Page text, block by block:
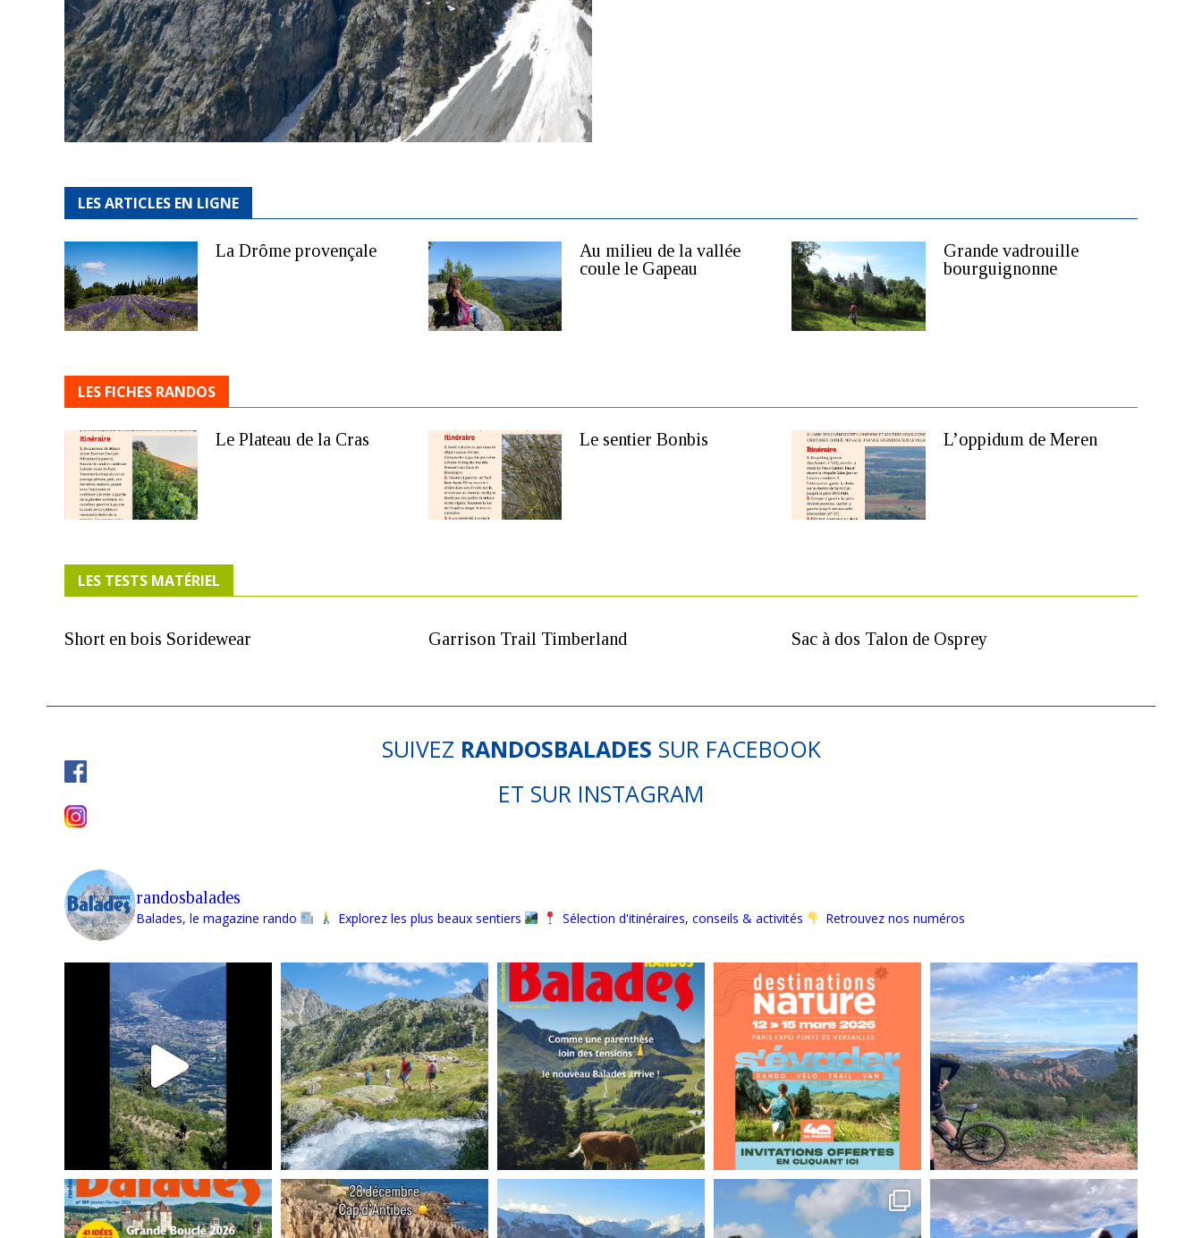
LES ARTICLES EN LIGNE
La Drôme provençale
Au milieu de la vallée
coule le Gapeau
Grande vadrouille
bourguignonne
LES FICHES RANDOS
Le Plateau de la Cras Le sentier Bonbis L’oppidum de Meren
LES TESTS MATÉRIEL
Short en bois Soridewear Garrison Trail Timberland Sac à dos Talon de Osprey
SUIVEZ RANDOSBALADES SUR FACEBOOK
ET SUR INSTAGRAM
randosbalades
Balades, le magazine rando Explorez les plus beaux sentiers Sélection d'itinéraires, conseils & activités Retrouvez nos numéros